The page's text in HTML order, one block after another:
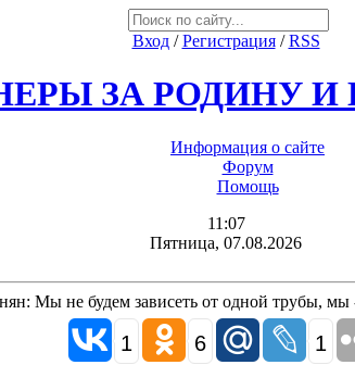
Вход/Регистрация/RSS
ЗА РОДИНУ
Информация о сайте
Форум
Помощь
11:07
Пятница, 07.08.2026
Мы не будем зависеть от одной трубы, мы
1 6 1